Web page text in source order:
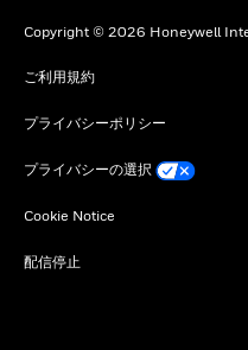
Copyright © 2026 Honeywell
ご利用規約
プライバシーポリシー
プライバシーの選択
Cookie Notice
配信停止